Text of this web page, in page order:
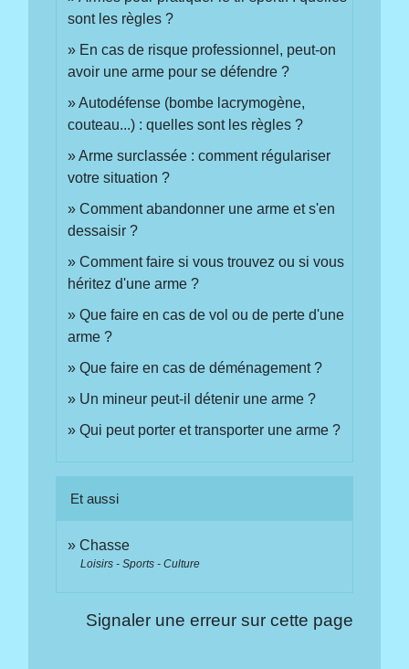
sont les règles ?
En cas de risque professionnel, peut-on
avoir une arme pour se défendre ?
Autodéfense (bombe lacrymogène,
couteau...) : quelles sont les règles ?
Arme surclassée : comment régulariser
votre situation ?
Comment abandonner une arme et s'en
dessaisir ?
Comment faire si vous trouvez ou si vous
héritez d'une arme ?
Que faire en cas de vol ou de perte d'une
arme ?
Que faire en cas de déménagement ?
Un mineur peut-il détenir une arme ?
Qui peut porter et transporter une arme ?
Et aussi
Chasse
Loisirs - Sports - Culture
Signaler une erreur sur cette page